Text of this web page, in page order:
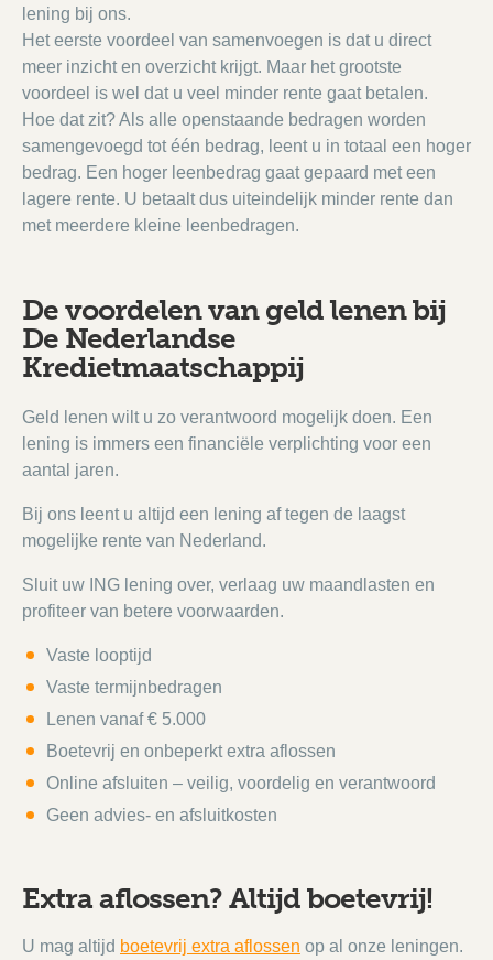
lening bij ons.
Het eerste voordeel van samenvoegen is dat u direct
meer inzicht en overzicht krijgt. Maar het grootste
voordeel is wel dat u veel minder rente gaat betalen.
Hoe dat zit? Als alle openstaande bedragen worden
samengevoegd tot één bedrag, leent u in totaal een hoger
bedrag. Een hoger leenbedrag gaat gepaard met een
lagere rente. U betaalt dus uiteindelijk minder rente dan
met meerdere kleine leenbedragen.
De voordelen van geld lenen bij
De Nederlandse
Kredietmaatschappij
Geld lenen wilt u zo verantwoord mogelijk doen. Een
lening is immers een financiële verplichting voor een
aantal jaren.
Bij ons leent u altijd een lening af tegen de laagst
mogelijke rente van Nederland.
Sluit uw ING lening over, verlaag uw maandlasten en
profiteer van betere voorwaarden.
Vaste looptijd
Vaste termijnbedragen
Lenen vanaf € 5.000
Boetevrij en onbeperkt extra aflossen
Online afsluiten – veilig, voordelig en verantwoord
Geen advies- en afsluitkosten
Extra aflossen? Altijd boetevrij!
U mag altijd boetevrij extra aflossen op al onze leningen.